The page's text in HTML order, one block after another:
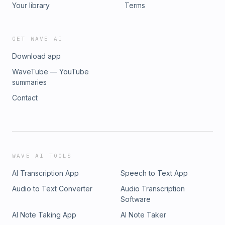
Your library
Terms
GET WAVE AI
Download app
WaveTube — YouTube
summaries
Contact
WAVE AI TOOLS
AI Transcription App
Speech to Text App
Audio to Text Converter
Audio Transcription
Software
AI Note Taking App
AI Note Taker